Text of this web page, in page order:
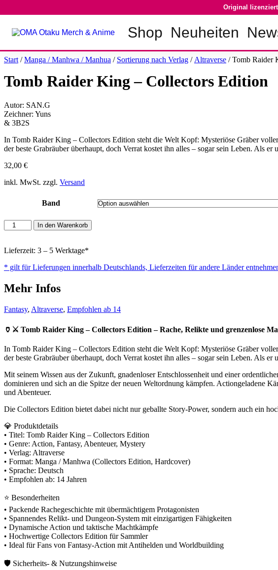
Inhalt
Original lizenziert
Shop Neuheiten
Start /Manga / Manhwa / Manhua / Sortierung nach Verlag / Altraverse / Tomb Raider
Tomb Raider King – Collectors Edition
Autor: SAN.G
Zeichner: Yuns
& 3B2S
In Tomb Raider King – Collectors Edition steht die Welt Kopf: Mysteriöse Gräber
der beste Grabräuber überhaupt, doch Verrat kostet ihn alles – sogar sein Leben. Als
32,00 €
inkl. MwSt. zzgl. Versand
Band
Tomb
Raider
-
Edition
In den Warenkorb
Lieferzeit: 3 – 5 Werktage*
* gilt für Lieferungen innerhalb Deutschlands, Lieferzeiten für andere Länder
Mehr Infos
Fantasy, Altraverse, Empfohlen ab 14
🏺⚔️ Tomb Raider King – Collectors Edition – Rache, Relikte und grenzenlose
In Tomb Raider King – Collectors Edition steht die Welt Kopf: Mysteriöse Gräber
der beste Grabräuber überhaupt, doch Verrat kostet ihn alles – sogar sein Leben. Als
Mit seinem Wissen aus der Zukunft, gnadenloser Entschlossenheit und einer
dominieren und sich an die Spitze der neuen Weltordnung kämpfen. Actiongeladene
und Abenteuer.
Die Collectors Edition bietet dabei nicht nur geballte Story-Power, sondern auch ein
💎 Produktdetails
• Titel: Tomb Raider King – Collectors Edition
• Genre: Action, Fantasy, Abenteuer, Mystery
• Verlag: Altraverse
• Format: Manga / Manhwa (Collectors Edition, Hardcover)
• Sprache: Deutsch
• Empfohlen ab: 14 Jahren
⭐ Besonderheiten
• Packende Rachegeschichte mit übermächtigem Protagonisten
• Spannendes Relikt- und Dungeon-System mit einzigartigen Fähigkeiten
• Dynamische Action und taktische Machtkämpfe
• Hochwertige Collectors Edition für Sammler
• Ideal für Fans von Fantasy-Action mit Antihelden und Worldbuilding
🛡️ Sicherheits- & Nutzungshinweise